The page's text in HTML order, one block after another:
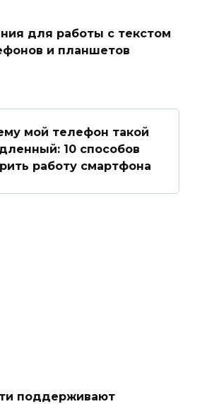
для работы с текстом
и планшетов
мой телефон такой
10 способов
работу смартфона
поддерживают